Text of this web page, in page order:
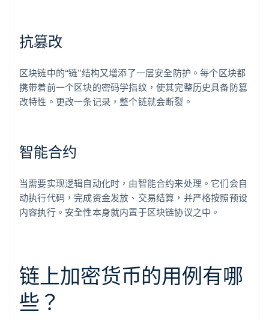
抗篡改
区块链中的“链”结构又增添了一层安全防护。每个区块都
携带着前一个区块的密码学指纹，使其完整历史具备防篡
改特性。更改一条记录，整个链就会断裂。
智能合约
当需要实现逻辑自动化时，由智能合约来处理。它们会自
动执行代码，完成资金发放、交易结算，并严格按照预设
内容执行。安全性本身就内置于区块链协议之中。
链上加密货币的用例有哪
些？